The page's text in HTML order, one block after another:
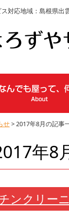
対応地域：島根県出
せ> 2017年8月の記事
年
ンクリー